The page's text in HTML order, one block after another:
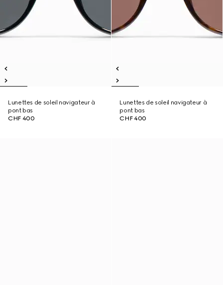
Lunettes de soleil navigateur à
pont bas
CHF 400
Lunettes de soleil navigateur à
pont bas
CHF 400